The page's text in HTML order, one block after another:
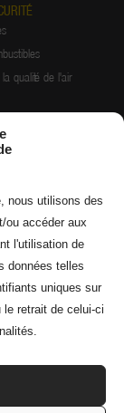
nous utilisons des
ou accéder aux
l'utilisation de
données telles
uniques sur
retrait de celui-ci
qualité de l'air
les fournisseurs